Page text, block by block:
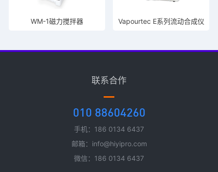
WM-1磁力搅拌器 Vapourtec E系列流动合成仪
联系合作
010 88604260
手机：186 0134 6437
邮箱：info@hiyipro.com
微信：186 0134 6437